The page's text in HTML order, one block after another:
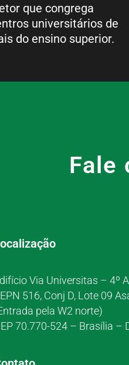
que congrega
universitários de
do ensino superior.
Fale
Via Universitas – 4º
516, Conj D, Lote 09
pela W2 norte)
70.770-524 – Brasília –